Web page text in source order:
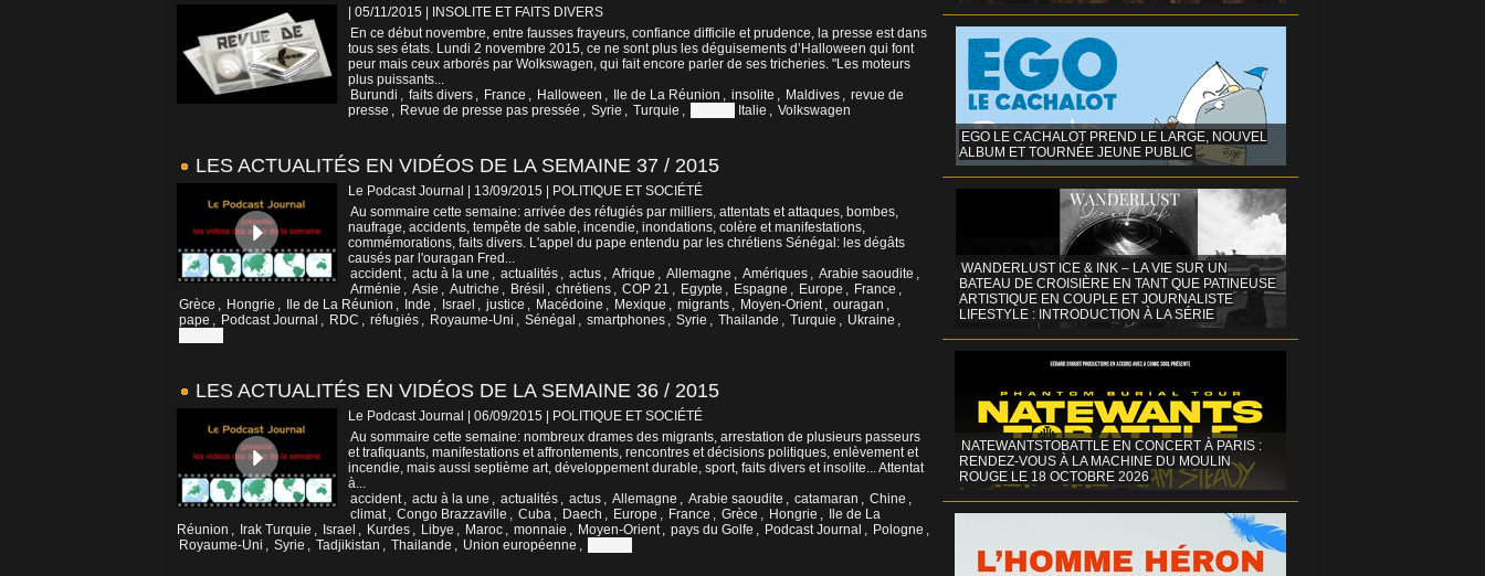
| 05/11/2015
INSOLITE ET FAITS DIVERS
En ce début novembre, entre fausses frayeurs, confiance difficile et prudence, la presse est dans
tous ses états. Lundi 2 novembre 2015, ce ne sont plus les déguisements d’Halloween qui font
peur mais ceux arborés par Wolkswagen, qui fait encore parler de ses tricheries. "Les moteurs
plus puissants...
Burundi , faits divers , France , Halloween , Ile de La Réunion , insolite , Maldives , revue de
presse , Revue de presse pas pressée , Syrie , Turquie , Italie , Volkswagen
LES ACTUALITÉS EN VIDÉOS DE LA SEMAINE 37 / 2015
Le Podcast Journal | 13/09/2015
POLITIQUE ET SOCIÉTÉ
Au sommaire cette semaine: arrivée des réfugiés par milliers, attentats et attaques, bombes,
naufrage, accidents, tempête de sable, incendie, inondations, colère et manifestations,
commémorations, faits divers. L'appel du pape entendu par les chrétiens Sénégal: les dégâts
causés par l'ouragan Fred...
accident , actu à la une , actualités , actus , Afrique , Allemagne , Amériques , Arabie saoudite ,
Arménie , Asie , Autriche , Brésil , chrétiens , COP 21 , Egypte , Espagne , Europe , France ,
Grèce , Hongrie , Ile de La Réunion , Inde , Israel , justice , Macédoine , Mexique , migrants , Moyen-Orient , ouragan ,
pape , Podcast Journal , RDC , réfugiés , Royaume-Uni , Sénégal , smartphones , Syrie , Thailande , Turquie , Ukraine ,
LES ACTUALITÉS EN VIDÉOS DE LA SEMAINE 36 / 2015
Le Podcast Journal | 06/09/2015
POLITIQUE ET SOCIÉTÉ
Au sommaire cette semaine: nombreux drames des migrants, arrestation de plusieurs passeurs
et trafiquants, manifestations et affrontements, rencontres et décisions politiques, enlèvement et
incendie, mais aussi septième art, développement durable, sport, faits divers et insolite... Attentat
à...
accident , actu à la une , actualités , actus , Allemagne , Arabie saoudite , catamaran , Chine ,
climat , Congo Brazzaville , Cuba , Daech , Europe , France , Grèce , Hongrie ,
Ile de La
Réunion , Irak Turquie , Israel , Kurdes , Libye , Maroc , monnaie , Moyen-Orient , pays du Golfe , Podcast Journal , Pologne ,
Royaume-Uni , Syrie , Tadjikistan , Thailande , Union européenne ,
EGO LE CACHALOT PREND LE LARGE, NOUVEL
ALBUM ET TOURNÉE JEUNE PUBLIC
WANDERLUST ICE & INK – LA VIE SUR UN
BATEAU DE CROISIÈRE EN TANT QUE PATINEUSE
ARTISTIQUE EN COUPLE ET JOURNALISTE
LIFESTYLE : INTRODUCTION À LA SÉRIE
NATEWANTSTOBATTLE EN CONCERT À PARIS :
RENDEZ-VOUS À LA MACHINE DU MOULIN
ROUGE LE 18 OCTOBRE 2026